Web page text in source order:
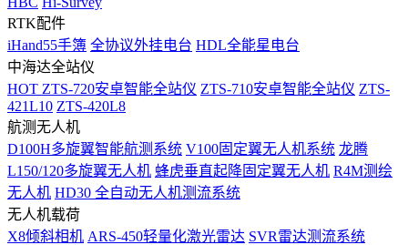
RTK配件
iHand55手簿 全协议外挂电台 HDL全能星电台
中海达全站仪
HOT ZTS-720安卓智能全站仪 ZTS-710安卓智能全站仪 ZTS-
421L10 ZTS-420L8
航测无人机
D100H多旋翼智能航测系统 V100固定翼无人机系统 龙腾
L150/120多旋翼无人机 蜂虎垂直起降固定翼无人机 R4M测绘
无人机 HD30 全自动无人机测流系统
无人机载荷
X8倾斜相机 ARS-450轻量化激光雷达 SVR雷达测流系统